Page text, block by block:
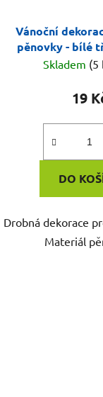
Vánoční
pěnovky - bílé
kusů
Skladem (5
19
DO
Drobná dekorace
Materiál